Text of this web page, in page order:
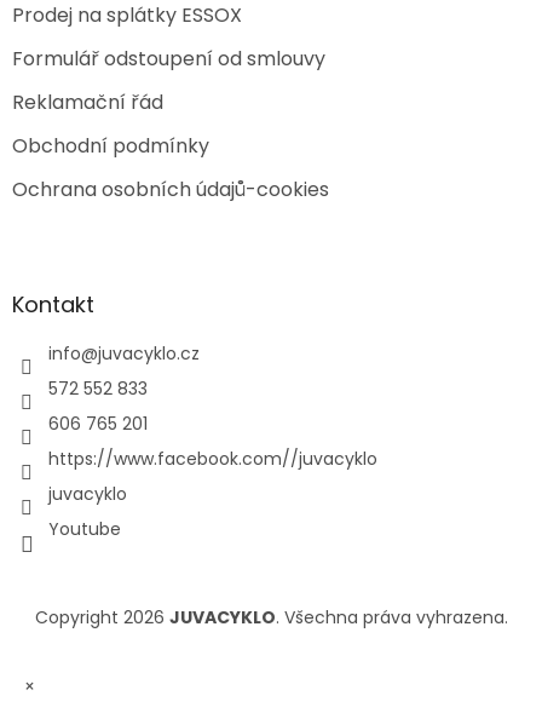
Prodej na splátky ESSOX
Formulář odstoupení od smlouvy
Reklamační řád
Obchodní podmínky
Ochrana osobních údajů-cookies
Kontakt
info@juvacyklo.cz
572 552 833
606 765 201
https://www.facebook.com//juvacyklo
juvacyklo
Youtube
Copyright 2026 JUVACYKLO. Všechna práva vyhrazena.
×